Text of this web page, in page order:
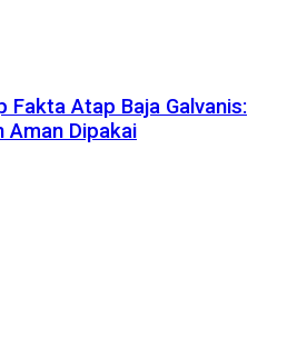
Fakta Atap Baja Galvanis:
Aman Dipakai